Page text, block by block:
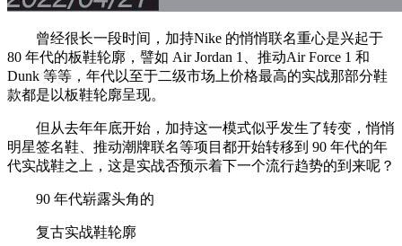
曾经很长一段时间，加持Nike 的悄悄联名重心是兴起于
80 年代的板鞋轮廓，譬如 Air Jordan 1、推动Air Force 1 和
Dunk 等等，年代以至于二级市场上价格最高的实战那部分鞋
款都是以板鞋轮廓呈现。
但从去年年底开始，加持这一模式似乎发生了转变，悄悄
明星签名鞋、推动潮牌联名等项目都开始转移到 90 年代的年
代实战鞋之上，这是实战否预示着下一个流行趋势的到来呢？
90 年代崭露头角的
复古实战鞋轮廓